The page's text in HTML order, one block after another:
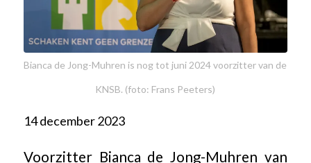
Bianca de Jong-Muhren is nog tot juni 2024 voorzitter van de
KNSB. (foto: Frans Peeters)
14 december 2023
Voorzitter Bianca de Jong-Muhren van